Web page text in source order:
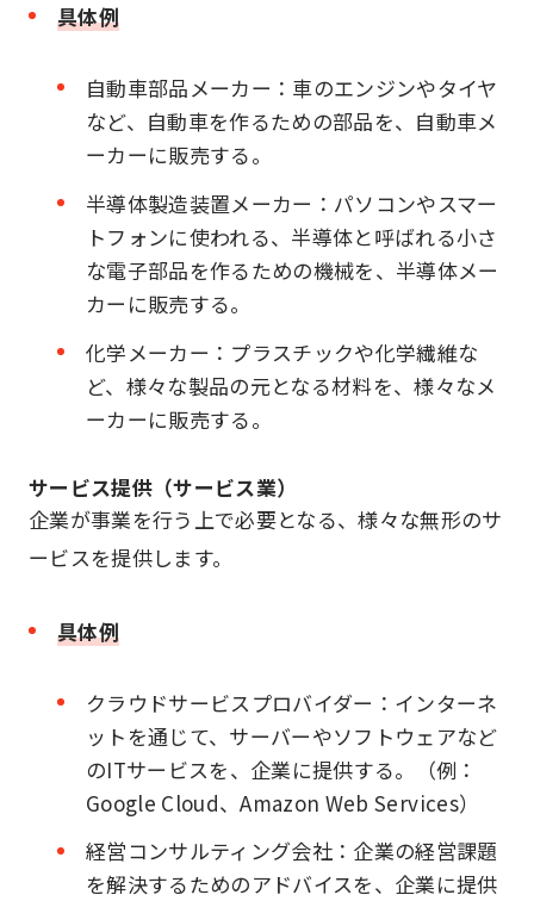
具体例
自動車部品メーカー：車のエンジンやタイヤ
など、自動車を作るための部品を、自動車メ
ーカーに販売する。
半導体製造装置メーカー：パソコンやスマー
トフォンに使われる、半導体と呼ばれる小さ
な電子部品を作るための機械を、半導体メー
カーに販売する。
化学メーカー：プラスチックや化学繊維な
ど、様々な製品の元となる材料を、様々なメ
ーカーに販売する。
サービス提供（サービス業）
企業が事業を行う上で必要となる、様々な無形のサ
ービスを提供します。
具体例
クラウドサービスプロバイダー：インターネ
ットを通じて、サーバーやソフトウェアなど
のITサービスを、企業に提供する。（例：
Google Cloud、Amazon Web Services）
経営コンサルティング会社：企業の経営課題
を解決するためのアドバイスを、企業に提供